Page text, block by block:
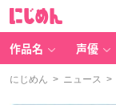
作品名 声優
にじめん > ニュース >